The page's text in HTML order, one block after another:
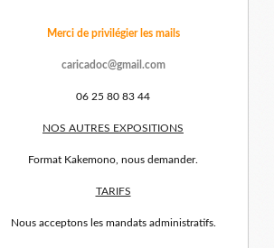
Merci de privilégier les mails
caricadoc@gmail.com
06 25 80 83 44
NOS AUTRES EXPOSITIONS
Format Kakemono, nous demander.
TARIFS
Nous acceptons les mandats administratifs.